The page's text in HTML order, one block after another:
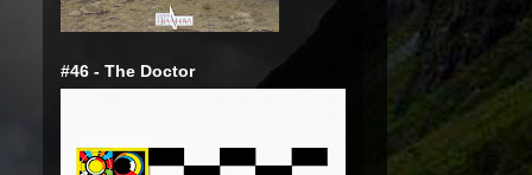
#46 - The Doctor